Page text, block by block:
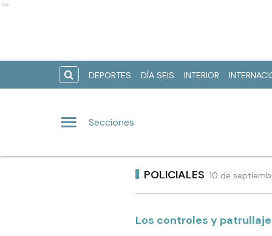
Ads
DEPORTES DÍA SEIS INTERIOR
Secciones
POLICIALES 10 de
Los controles y